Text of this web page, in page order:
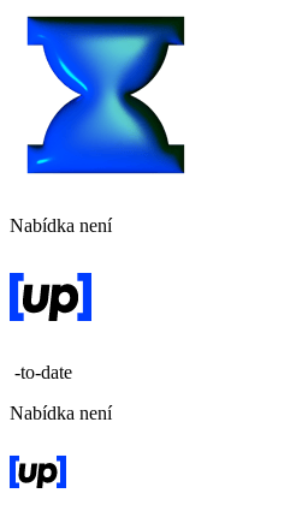
Nabídka není
-to-date
Nabídka není